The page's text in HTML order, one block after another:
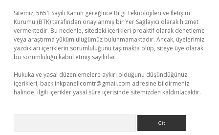
Sitemiz, 5651 Sayılı Kanun gereğince Bilgi Teknolojileri ve İletişim
Kurumu (BTK) tarafından onaylanmış bir Yer Sağlayıcı olarak hizmet
vermektedir. Bu nedenle, sitedeki içerikleri proaktif olarak denetleme
veya araştırma yükümlülüğümüz bulunmamaktadır. Ancak, üyelerimiz
yazdıkları içeriklerin sorumluluğunu taşımakta olup, siteye üye olarak
bu sorumluluğu kabul etmiş sayılırlar.
Hukuka ve yasal düzenlemelere aykırı olduğunu düşündüğünüz
içerikleri, backlinkpanelicomtr@gmail.com adresine bildirmeniz
halinde, ilgili içerikler yasal süre içerisinde sitemizden kaldırılacaktır.